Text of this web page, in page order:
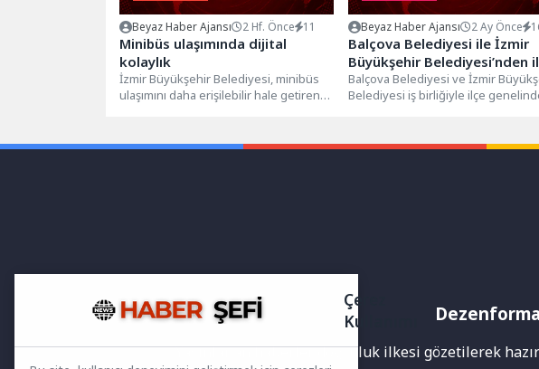
Beyaz Haber Ajansı 2 Hf. Önce 11
Minibüs ulaşımında dijital
kolaylık
İzmir Büyükşehir Belediyesi, minibüs
ulaşımını daha erişilebilir hale getiren
Beyaz Haber Ajansı 2 Ay Önce
Balçova Belediyesi ile İzmir
Büyükşehir Belediyesi’nden
genelinde yoğun ilaçlama
çalışması
Balçova Belediyesi ve İzmir
Belediyesi iş birliğiyle ilçe
Yayınlanan haberler doğruluk ilkesi gözetilerek
Çerez
Kullanımı